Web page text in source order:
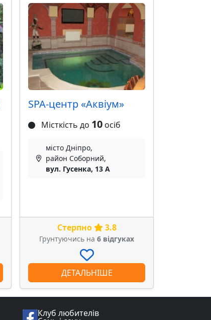
SPA-центр «Аквіум»
Місткість до 10 осіб
місто Дніпро,
район Соборний,
вул. Гусенка, 13 А
Стерпно 3.8
Грунтуючись на 6 відгуках
ДЕТАЛЬНІШЕ
Клуб любителів